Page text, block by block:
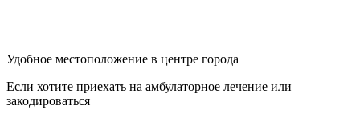
Удобное местоположение в центре города
Если хотите приехать на амбулаторное лечение или
закодироваться